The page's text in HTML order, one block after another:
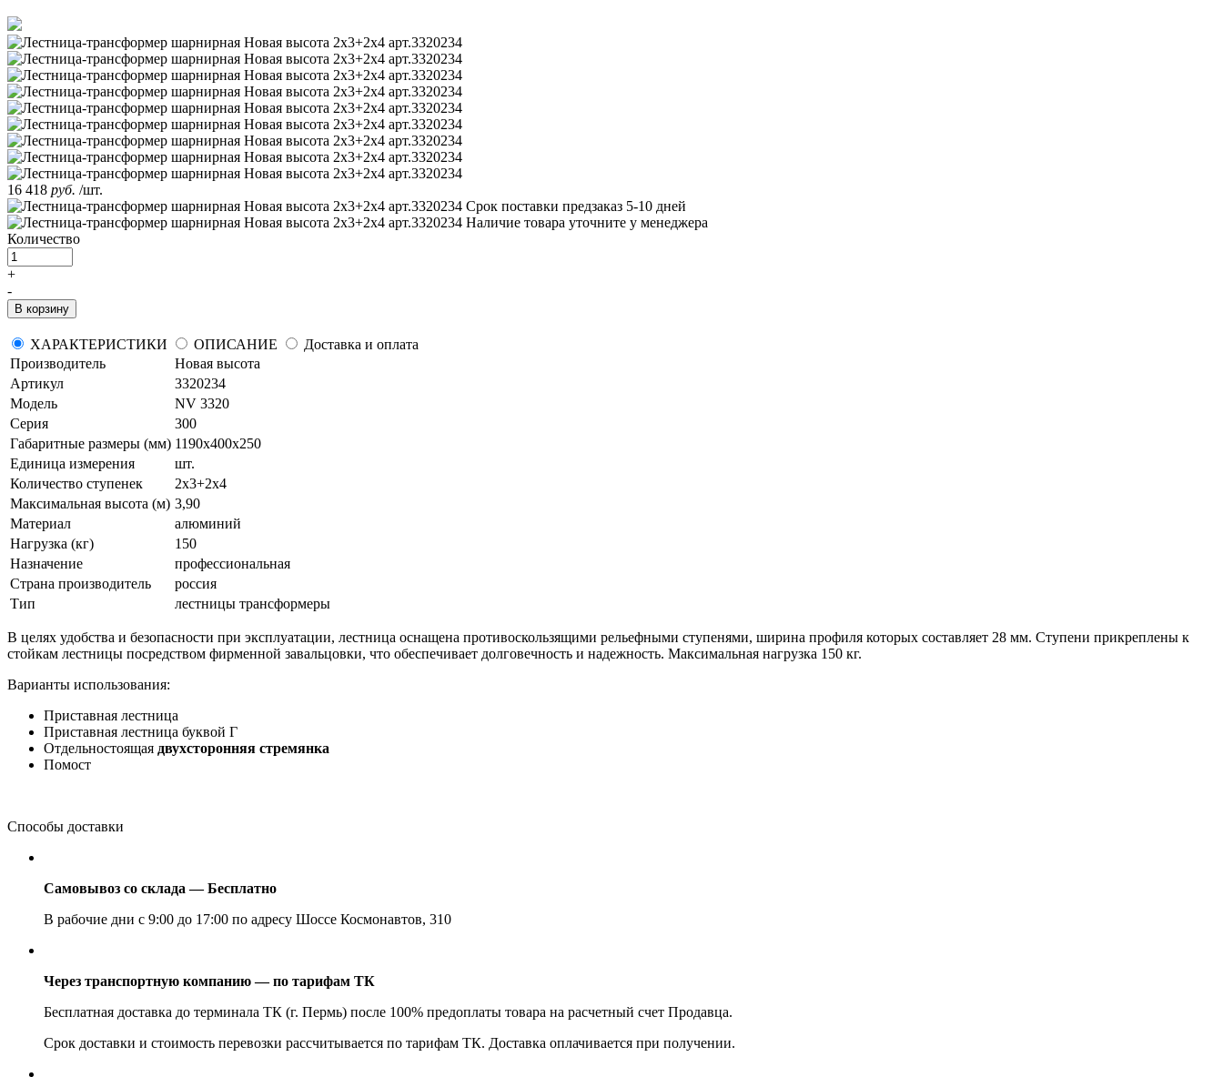
16 418 руб. /шт.
Срок поставки предзаказ 5-10 дней
Наличие товара уточните у менеджера
Количество
+
-
В корзину
ХАРАКТЕРИСТИКИ ОПИСАНИЕ
Доставка и оплата
Производитель
Новая высота
Артикул
3320234
Модель
NV 3320
Серия
300
Габаритные размеры (мм) 1190х400х250
Единица измерения
шт.
Количество ступенек
2х3+2х4
Максимальная высота (м) 3,90
Материал
алюминий
Нагрузка (кг)
150
Назначение
профессиональная
Страна производитель
россия
Тип
лестницы трансформеры
В целях удобства и безопасности при эксплуатации, лестница оснащена противоскользящими рельефными ступенями, ширина профиля которых составляет 28 мм. Ступени прикреплены к
стойкам лестницы посредством фирменной завальцовки, что обеспечивает долговечность и надежность. Максимальная нагрузка 150 кг.
Варианты использования:
Приставная лестница
Приставная лестница буквой Г
Отдельностоящая двухсторонняя стремянка
Помост
Способы доставки
Самовывоз со склада — Бесплатно
В рабочие дни с 9:00 до 17:00 по адресу Шоссе Космонавтов, 310
Через транспортную компанию — по тарифам ТК
Бесплатная доставка до терминала ТК (г. Пермь) после 100% предоплаты товара на расчетный счет Продавца.
Срок доставки и стоимость перевозки рассчитывается по тарифам ТК. Доставка оплачивается при получении.